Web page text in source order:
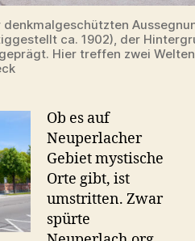
ca. 1902), der
Hier treffen zwei
Ob es auf
Neuperlacher
Gebiet mystische
Orte gibt, ist
umstritten. Zwar
spürte